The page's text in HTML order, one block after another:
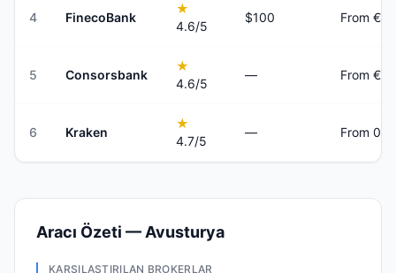
4 FinecoBank
★
4.6/5
$100 From
5 Consorsbank
★
4.6/5
— From
6 Kraken
★
4.7/5
— From
Aracı Özeti — Avusturya
KARŞILAŞTIRILAN BROKERLAR